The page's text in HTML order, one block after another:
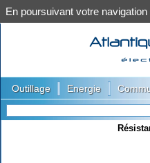
Outillage Energie
En poursuivant votre